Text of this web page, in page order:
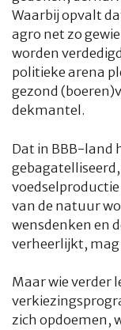
Waarbij opvalt
agro net zo
worden
politieke arena
gezond
dekmantel.
Dat in BBB-land
van de natuur
wensdenken en
verheerlijkt, mag
Maar wie verder
zich opdoemen,